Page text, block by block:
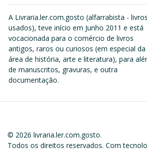
A Livraria.ler.com.gosto (alfarrabista - livros
usados), teve início em Junho 2011 e está
vocacionada para o comércio de livros
antigos, raros ou curiosos (em especial da
área de história, arte e literatura), para
de manuscritos, gravuras, e outra
documentação.
© 2026 livraria.ler.com.gosto.
Todos os direitos reservados. Com